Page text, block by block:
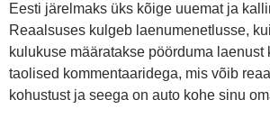
Eesti järelmaks üks kõige uuemat ja
Reaalsuses kulgeb laenumenetlusse,
kulukuse määratakse pöörduma laenust
taolised kommentaaridega, mis võib
kohustust ja seega on auto kohe sinu